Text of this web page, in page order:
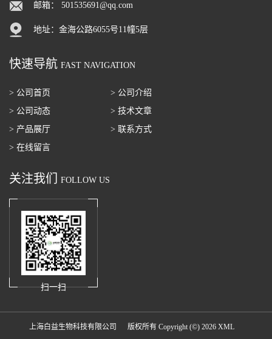
邮箱： 501535691@qq.com
地址：金海公路6055号11幢5层
快速导航 FAST NAVIGATION
> 公司首页
> 公司介绍
> 公司动态
> 技术文章
> 产品展厅
> 联系方式
> 在线留言
关注我们 FOLLOW US
扫一扫
上海白益生物科技有限公司 版权所有 Copyright (©) 2026 XML